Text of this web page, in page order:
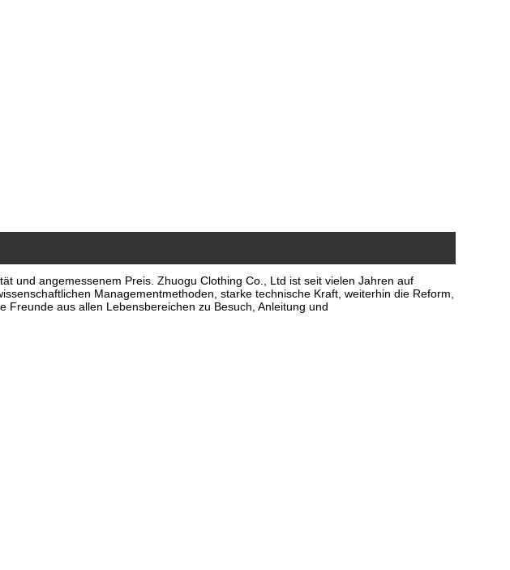
und angemessenem Preis.Zhuogu Clothing Co., Ltd ist seit vielen Jahren auf
Managementmethoden, starke technische Kraft, weiterhin die Reform,
aus allen Lebensbereichen zu Besuch, Anleitung und